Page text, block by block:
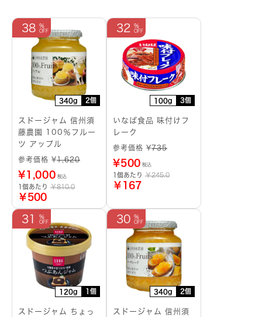
340g 2個
38
スドージャム 信州須
藤農園 100％フルー
ツ アップル
参考価格 ¥1,620
¥1,000 税込
1個あたり ￥810.0
￥500
100g 3個
32
いなば食品 味付けフ
レーク
参考価格 ¥735
¥500 税込
1個あたり ￥245.0
￥167
120g 1個
31
スドージャム ちょっ
340g 2個
30
スドージャム 信州須